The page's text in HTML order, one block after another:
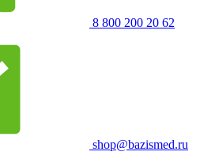
8 800 200 20 62
shop@bazismed.ru